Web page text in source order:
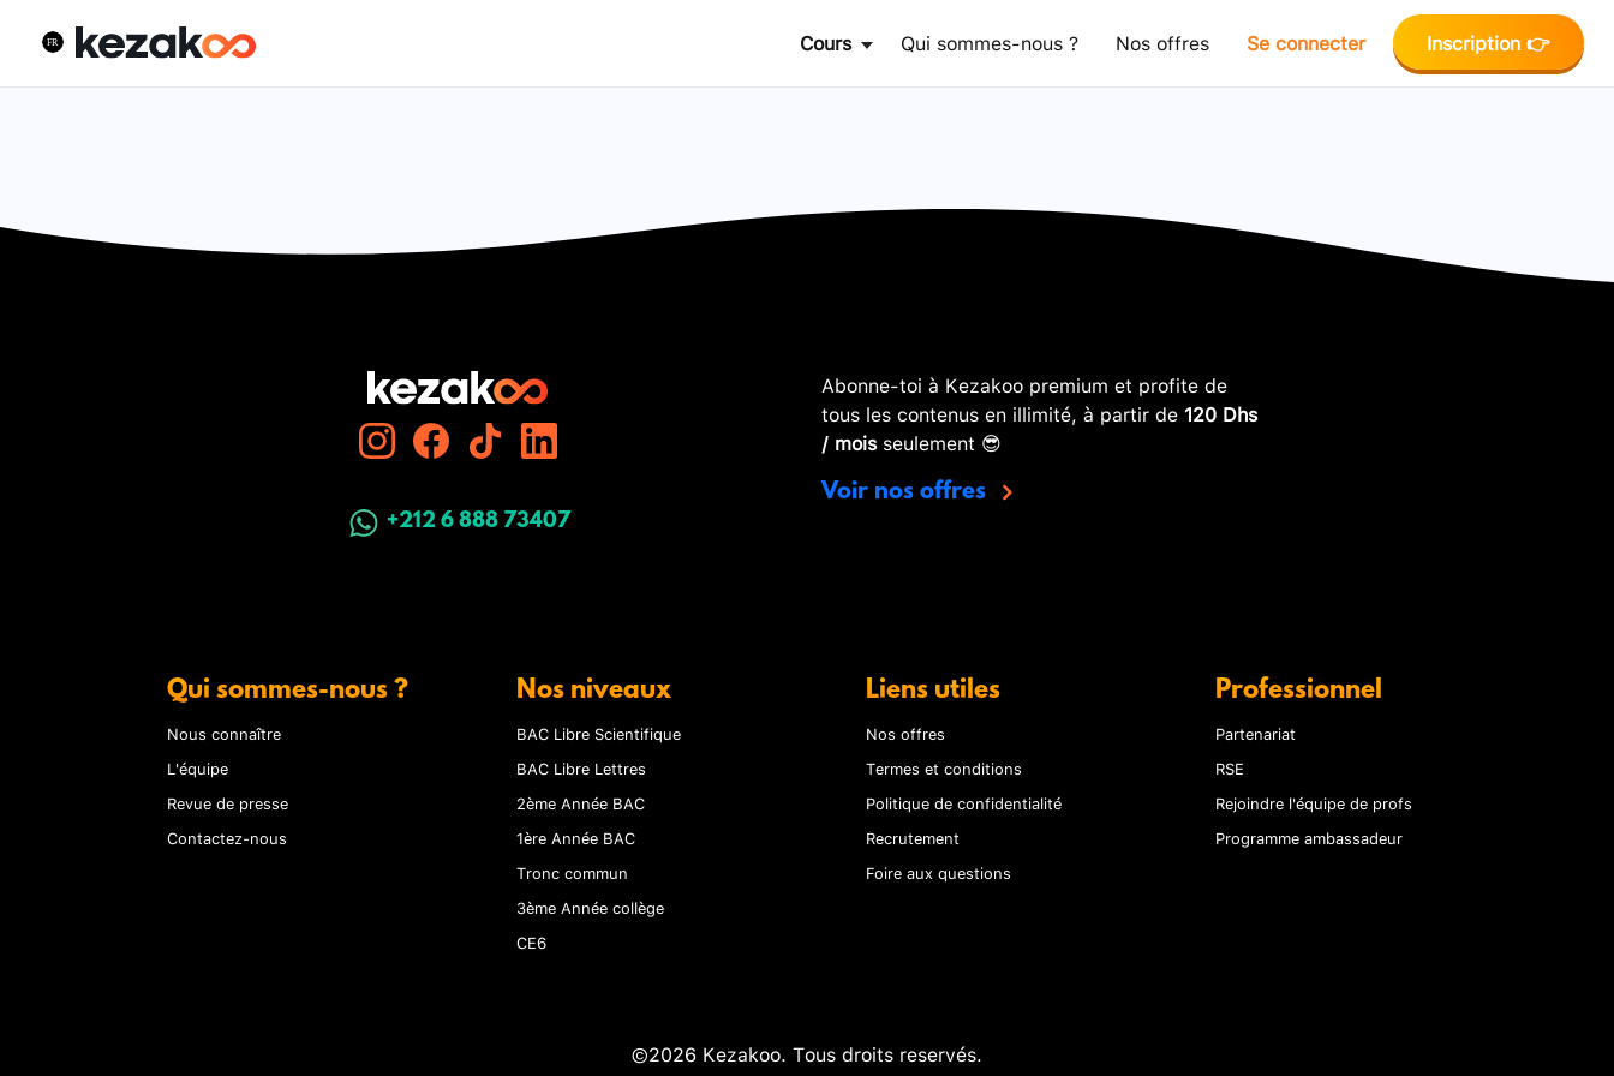
Cours Qui sommes-nous ? Nos offres Se connecter Inscription 👉
+212 6 888 73407
Abonne-toi à Kezakoo premium et profite de
tous les contenus en illimité, à partir de 120 Dhs
/ moisseulement 😎
Voir nos offres
Qui sommes-nous ?
Nous connaître
L'équipe
Revue de presse
Contactez-nous
Nos niveaux
BAC Libre Scientifique
BAC Libre Lettres
2ème Année BAC
1ère Année BAC
Tronc commun
3ème Année collège
CE6
Liens utiles
Nos offres
Termes et conditions
Politique de confidentialité
Recrutement
Foire aux questions
Professionnel
Partenariat
RSE
Rejoindre l'équipe de profs
Programme ambassadeur
©2026 Kezakoo. Tous droits reservés.